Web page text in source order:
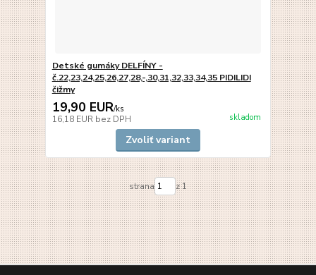
Detské gumáky DELFÍNY -
č.22,23,24,25,26,27,28,-,30,31,32,33,34,35 PIDILIDI
čižmy
19,90 EUR/ks
16,18 EUR bez DPH skladom
Zvoliť variant
strana z 1